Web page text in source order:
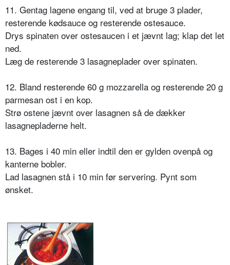
11. Gentag lagene engang til, ved at bruge 3 plader,
resterende kødsauce og resterende ostesauce.
Drys spinaten over ostesaucen i et jævnt lag; klap det let
ned.
Læg de resterende 3 lasagneplader over spinaten.
12. Bland resterende 60 g mozzarella og resterende 20 g
parmesan ost i en kop.
Strø ostene jævnt over lasagnen så de dækker
lasagnepladerne helt.
13. Bages i 40 min eller indtil den er gylden ovenpå og
kanterne bobler.
Lad lasagnen stå i 10 min før servering. Pynt som
ønsket.